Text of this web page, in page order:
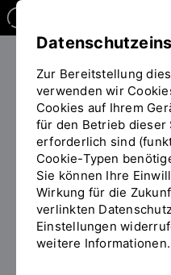
Sie
befinden
sich
auf
der
Seite
"Regensburger
Energiekongress"
Research Center of
Regensburger
Zur Bereitstellung
verwenden wir
Cookies auf Ihrem
für den Betrieb dieser
erforderlich sind
Cookie-Typen
Sie können Ihre
Wirkung für die
verlinkten
Einstellungen
weitere Informationen.